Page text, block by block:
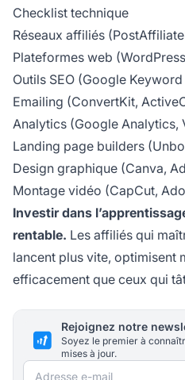
Checklist technique
Réseaux affiliés
Plateformes web
Outils SEO (Google
Emailing (ConvertKit,
Analytics (Google Analytics,
Landing page builders
Design graphique (Canva,
Montage vidéo (CapCut,
Investir dans
rentable. Les affiliés qui
lancent plus vite, optimisent
efficacement que ceux qui
Rejoignez notre
Soyez le premier à
mises à jour.
Adresse e-mail